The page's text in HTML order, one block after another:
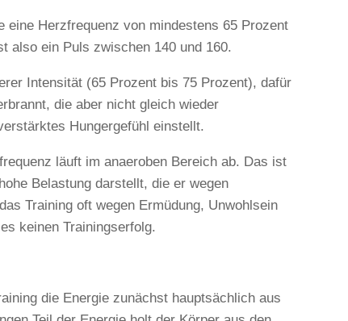
Herzfrequenz von mindestens 65 Prozent
also ein Puls zwischen 140 und 160.
Intensität (65 Prozent bis 75 Prozent), dafür
die aber nicht gleich wieder
Hungergefühl einstellt.
läuft im anaeroben Bereich ab. Das ist
Belastung darstellt, die er wegen
Training oft wegen Ermüdung, Unwohlsein
keinen Trainingserfolg.
die Energie zunächst hauptsächlich aus